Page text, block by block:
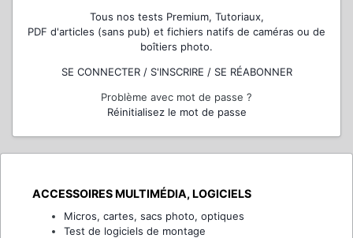
Tous nos tests Premium, Tutoriaux,
PDF d'articles (sans pub) et fichiers natifs de caméras ou de
boîtiers photo.
SE CONNECTER / S'INSCRIRE / SE RÉABONNER
Problème avec mot de passe ?
Réinitialisez le mot de passe
ACCESSOIRES MULTIMÉDIA, LOGICIELS
Micros, cartes, sacs photo, optiques
Test de logiciels de montage